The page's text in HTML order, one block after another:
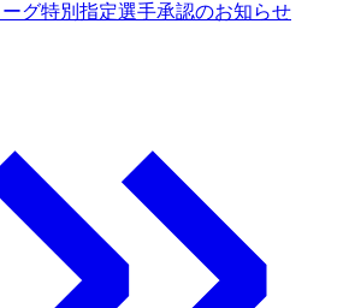
ーグ特別指定選手承認のお知らせ